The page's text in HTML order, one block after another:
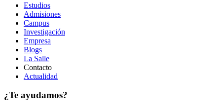
Estudios
Admisiones
Campus
Investigación
Empresa
Blogs
La Salle
Contacto
Actualidad
¿Te ayudamos?